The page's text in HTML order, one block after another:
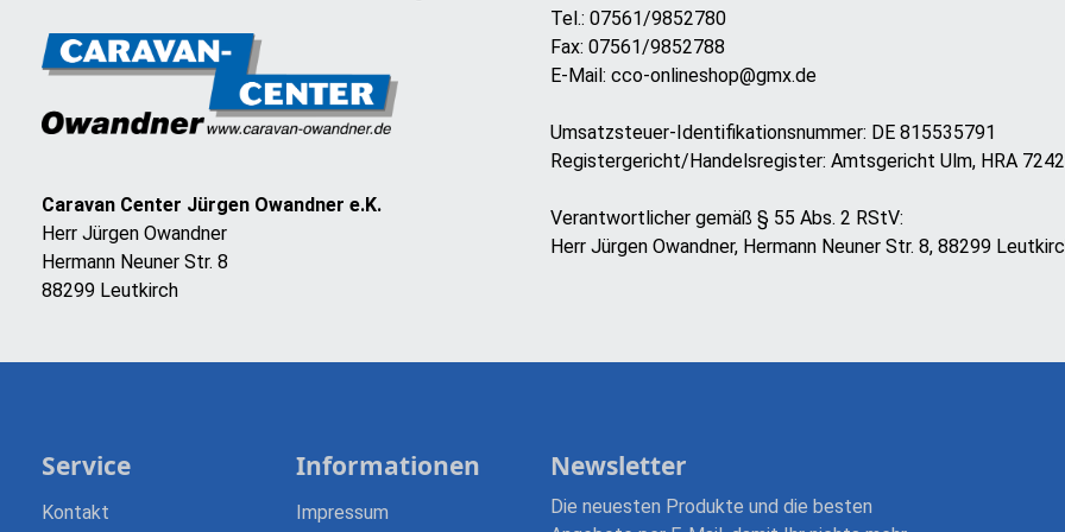
Caravan Center Jürgen Owandner e.K.
Herr Jürgen Owandner
Hermann Neuner Str. 8
88299 Leutkirch
Tel.: 07561/9852780
Fax: 07561/9852788
E-Mail: cco-onlineshop@gmx.de
Umsatzsteuer-Identifikationsnummer: DE 815535791
Registergericht/Handelsregister: Amtsgericht Ulm, HRA
Verantwortlicher gemäß § 55 Abs. 2 RStV:
Herr Jürgen Owandner, Hermann Neuner Str. 8, 88299
Service
Kontakt
Informationen
Impressum
Newsletter
Die neuesten Produkte und die besten